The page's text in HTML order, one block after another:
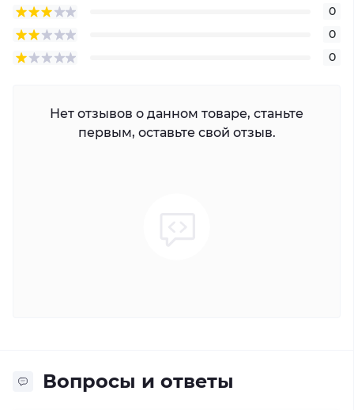
0
0
0
Нет отзывов о данном товаре, станьте
первым, оставьте свой отзыв.
Вопросы и ответы